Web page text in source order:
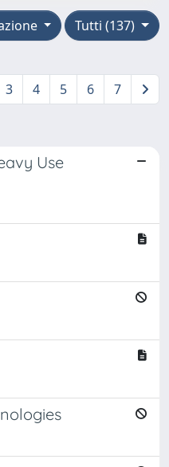
Tutti (137)
3 4 5 6 7
Use